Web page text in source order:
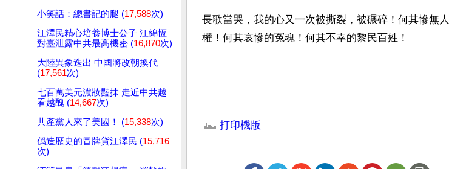
小笑話：總書記的腿 (17,588次)
江澤民精心培養博士公子 江綿恆
對臺泄露中共最高機密 (16,870次)
大陸異象迭出 中國將改朝換代
(17,561次)
七百萬美元濃妝豔抹 走近中共越
看越醜 (14,667次)
共產黨人來了美國！ (15,338次)
僞造歷史的冒牌貨江澤民 (15,716
次)
長歌當哭，我的心又一次被撕裂，被碾碎！何其慘無
權！何其哀慘的冤魂！何其不幸的黎民百姓！
打印機版